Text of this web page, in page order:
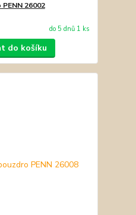
26002
do 5 dnů 1 ks
do košíku